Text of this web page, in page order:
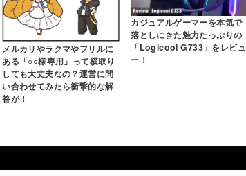
メルカリやラクマやフリルに
ある「○○様専用」って横取り
しても大丈夫なの？運営に問
い合わせてみたら衝撃的な解
答が！
カジュアルゲーマーを本気で
落としにきた魅力たっぷりの
「Logicool G733」をレビュ
ー！